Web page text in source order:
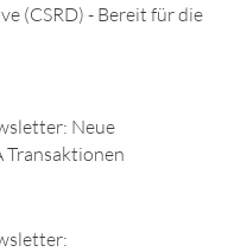
(CSRD) - Bereit für die
Neue
Transaktionen